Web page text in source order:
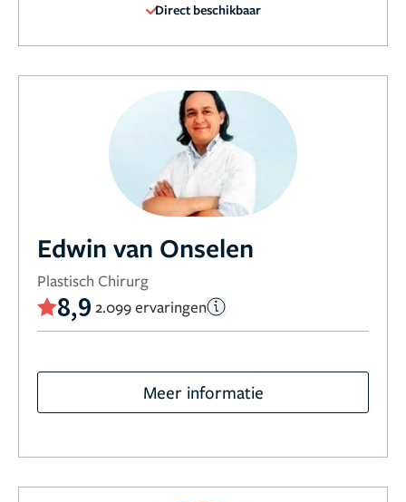
Direct beschikbaar
Edwin van Onselen
Plastisch Chirurg
8,9 2.099 ervaringen
Meer informatie